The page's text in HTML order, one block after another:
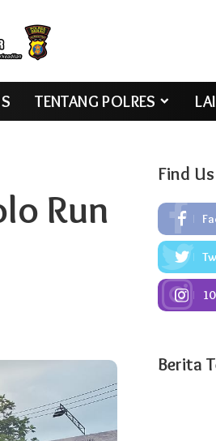
TENTANG POLRES
Run
Find
Berita